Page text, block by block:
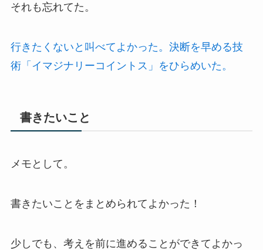
それも忘れてた。
行きたくないと叫べてよかった。決断を早める技
術「イマジナリーコイントス」をひらめいた。
書きたいこと
メモとして。
書きたいことをまとめられてよかった！
少しでも、考えを前に進めることができてよかっ